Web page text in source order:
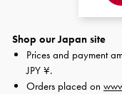
Shop our Japan site
Prices and payment
JPY ¥.
Orders placed on